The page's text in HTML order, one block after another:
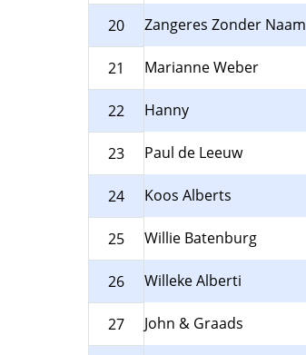
20 Zangeres Zonder Naam
21 Marianne Weber
22 Hanny
23 Paul de Leeuw
24 Koos Alberts
25 Willie Batenburg
26 Willeke Alberti
27 John & Graads